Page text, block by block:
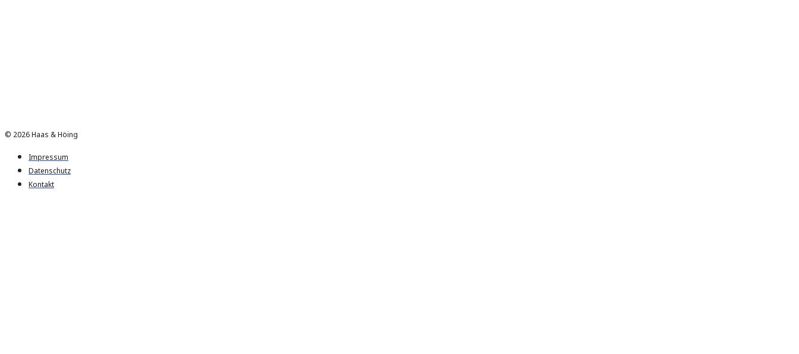
© 2026 Haas & Höing
Impressum
Datenschutz
Kontakt